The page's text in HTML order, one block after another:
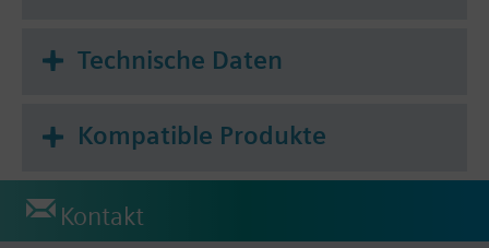
Technische Daten
Kompatible Produkte
Kontakt